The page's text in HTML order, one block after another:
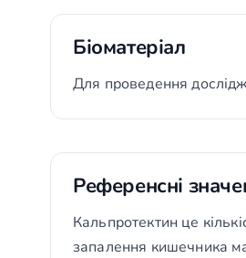
Біоматеріал
Для проведення
Референсні
Кальпротектин це
запалення кишечника